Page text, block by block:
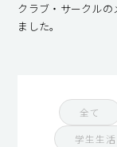
クラブ・サークル
ました。
全て
学生生活